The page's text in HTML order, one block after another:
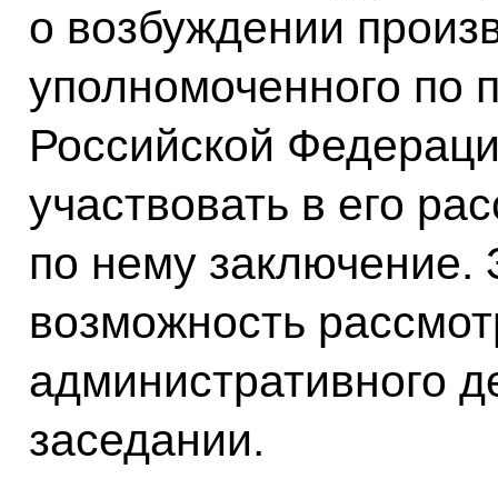
о возбуждении
уполномоченного по
Российской
участвовать в его
по нему заключение.
возможность
административного
заседании.